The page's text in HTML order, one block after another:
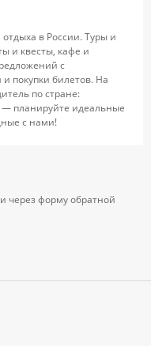
в России. Туры и
и квесты, кафе и
с
покупки билетов. На
по стране:
планируйте идеальные
с нами!
через форму обратной